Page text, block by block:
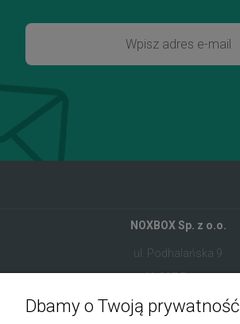
NOXBOX Sp. z o.o.
ul. Podhalańska 9
41-907 Bytom
+48 534 555 344
Dbamy o Twoją prywatność